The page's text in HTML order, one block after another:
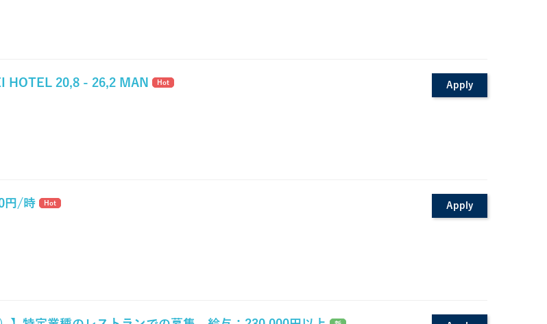
HOTEL 20,8 - 26,2 MAN Hot Apply
円/時 Hot Apply